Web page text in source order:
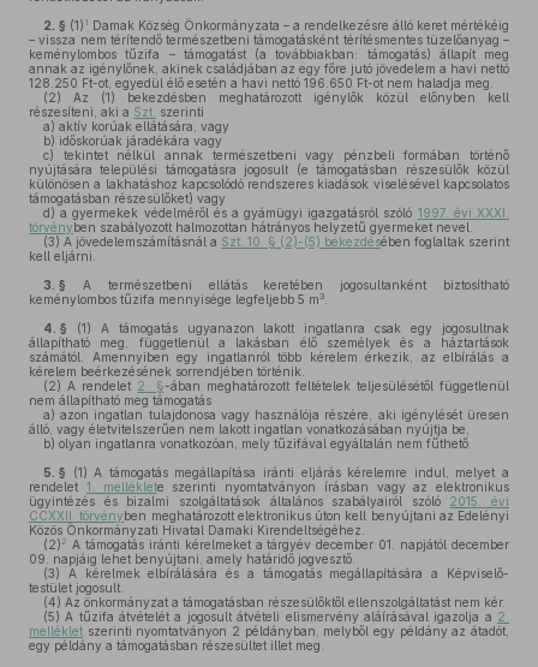
2. § (1) 1 Damak Község Önkormányzata – a rendelkezésre álló keret mértékéig
– vissza nem térítendő természetbeni támogatásként térítésmentes tüzelőanyag –
keménylombos tűzifa – támogatást (a továbbiakban: támogatás) állapít meg
annak az igénylőnek, akinek családjában az egy főre jutó jövedelem a havi nettó
128.250 Ft-ot, egyedül élő esetén a havi nettó 196.650 Ft-ot nem haladja meg.
(2) Az (1) bekezdésben meghatározott igénylők közül előnyben kell
részesíteni, aki a Szt. szerinti
a) aktív korúak ellátására, vagy
b) időskorúak járadékára vagy
c) tekintet nélkül annak természetbeni vagy pénzbeli formában történő
nyújtására települési támogatásra jogosult (e támogatásban részesülők közül
különösen a lakhatáshoz kapcsolódó rendszeres kiadások viselésével kapcsolatos
támogatásban részesülőket) vagy
d) a gyermekek védelméről és a gyámügyi igazgatásról szóló 1997. évi XXXI.
törvényben szabályozott halmozottan hátrányos helyzetű gyermeket nevel.
(3) A jövedelemszámításnál a Szt. 10. § (2)-(5) bekezdésében foglaltak szerint
kell eljárni.
3. § A természetbeni ellátás keretében jogosultanként biztosítható
keménylombos tűzifa mennyisége legfeljebb 5 m 3
4. § (1) A támogatás ugyanazon lakott ingatlanra csak egy jogosultnak
állapítható meg, függetlenül a lakásban élő személyek és a háztartások
számától. Amennyiben egy ingatlanról több kérelem érkezik, az elbírálás a
kérelem beérkezésének sorrendjében történik.
(2) A rendelet 2. §-ában meghatározott feltételek teljesülésétől függetlenül
nem állapítható meg támogatás
a) azon ingatlan tulajdonosa vagy használója részére, aki igénylését üresen
álló, vagy életvitelszerűen nem lakott ingatlan vonatkozásában nyújtja be,
b) olyan ingatlanra vonatkozóan, mely tűzifával egyáltalán nem fűthető.
5. § (1) A támogatás megállapítása iránti eljárás kérelemre indul, melyet a
rendelet 1. melléklete szerinti nyomtatványon írásban vagy az elektronikus
ügyintézés és bizalmi szolgáltatások általános szabályairól szóló 2015. évi
CCXXII. törvényben meghatározott elektronikus úton kell benyújtani az Edelényi
Közös Önkormányzati Hivatal Damaki Kirendeltségéhez.
(2) 2 A támogatás iránti kérelmeket a tárgyév december 01. napjától december
09. napjáig lehet benyújtani, amely határidő jogvesztő.
(3) A kérelmek elbírálására és a támogatás megállapítására a Képviselő-
testület jogosult.
(4) Az önkormányzat a támogatásban részesülőktől ellenszolgáltatást nem kér.
(5) A tűzifa átvételét a jogosult átvételi elismervény aláírásával igazolja a 2.
melléklet szerinti nyomtatványon 2 példányban, melyből egy példány az átadót,
egy példány a támogatásban részesültet illet meg.